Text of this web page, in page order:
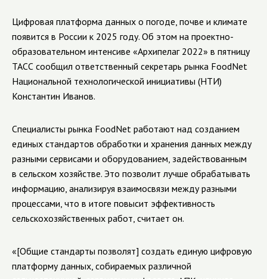
Цифровая платформа данных о погоде, почве и климате
появится в России к 2025 году. Об этом на проектно-
образовательном интенсиве «Архипелаг 2022» в пятницу
ТАСС сообщил ответственный секретарь рынка FoodNet
Национальной технологической инициативы (НТИ)
Константин Иванов.
Специалисты рынка FoodNet работают над созданием
единых стандартов обработки и хранения данных между
разными сервисами и оборудованием, задействованным
в сельском хозяйстве. Это позволит лучше обрабатывать
информацию, анализируя взаимосвязи между разными
процессами, что в итоге повысит эффективность
сельскохозяйственных работ, считает он.
«[Общие стандарты позволят] создать единую цифровую
платформу данных, собираемых различной